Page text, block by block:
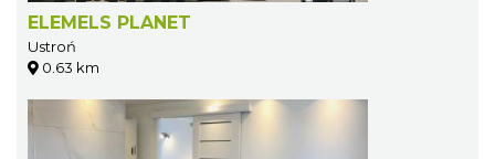
ELEMELS PLANET
Ustroń
0.63 km